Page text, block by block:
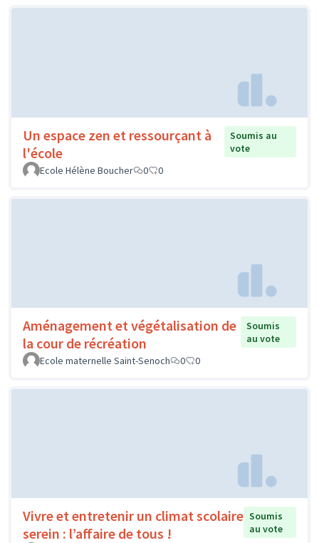
Un espace zen et ressourçant à
l'école
Soumis au
vote
Ecole Hélène Boucher
0 0
Aménagement et végétalisation de
la cour de récréation
Soumis
au vote
Ecole maternelle Saint-Senoch
0 0
Vivre et entretenir un climat scolaire
serein : l’affaire de tous !
Soumis
au vote